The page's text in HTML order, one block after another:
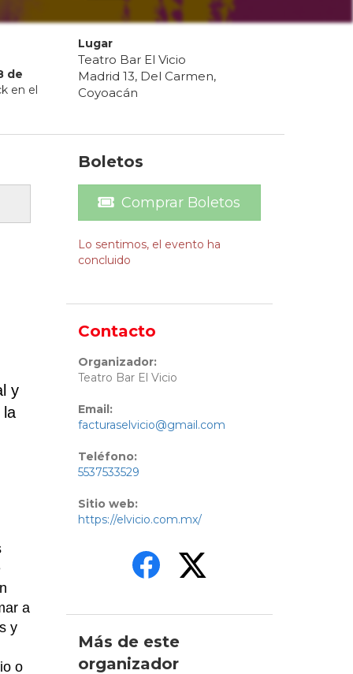
de
en el
Lugar
Teatro Bar El Vicio
Madrid 13, Del Carmen,
Coyoacán
y
la
a
y
o
Boletos
Comprar Boletos
Lo sentimos, el evento ha
concluido
Contacto
Organizador:
Teatro Bar El Vicio
Email:
facturaselvicio@gmail.com
Teléfono:
5537533529
Sitio web:
https://elvicio.com.mx/
Más de este
organizador